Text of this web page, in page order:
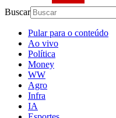
Buscar
Pular para o conteúdo
Ao vivo
Política
Money
WW
Agro
Infra
IA